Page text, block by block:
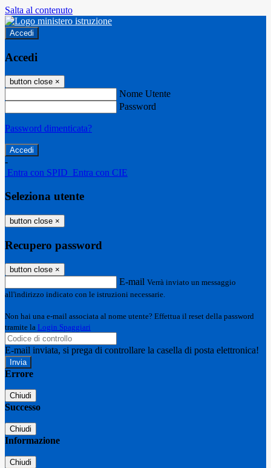
Salta al contenuto
Accedi
Accedi
button close ×
Nome Utente
Password
Password dimenticata?
-
Entra con SPID Entra con CIE
Seleziona utente
button close ×
Recupero password
button close ×
E-mail Verrà inviato un messaggio
all'indirizzo indicato con le istruzioni necessarie.
Non hai una e-mail associata al nome utente? Effettua il reset della password
tramite la Login Spaggiari
E-mail inviata, si prega di controllare la casella di posta elettronica!
Errore
Chiudi
Successo
Chiudi
Informazione
Chiudi